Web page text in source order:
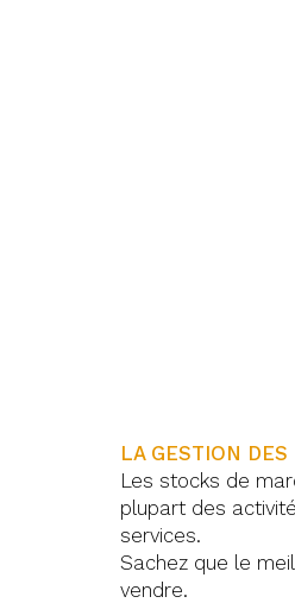
LA GESTION
Les stocks de
plupart des
services.
Sachez que le
vendre.